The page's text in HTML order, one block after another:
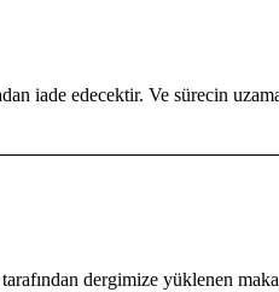
iade edecektir. Ve sürecin
dergimize yüklenen